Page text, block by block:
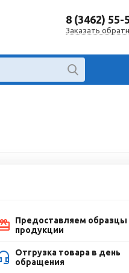
8 (3462) 55-
Заказать
Предоставляем образцы
продукции
Отгрузка товара в день
обращения